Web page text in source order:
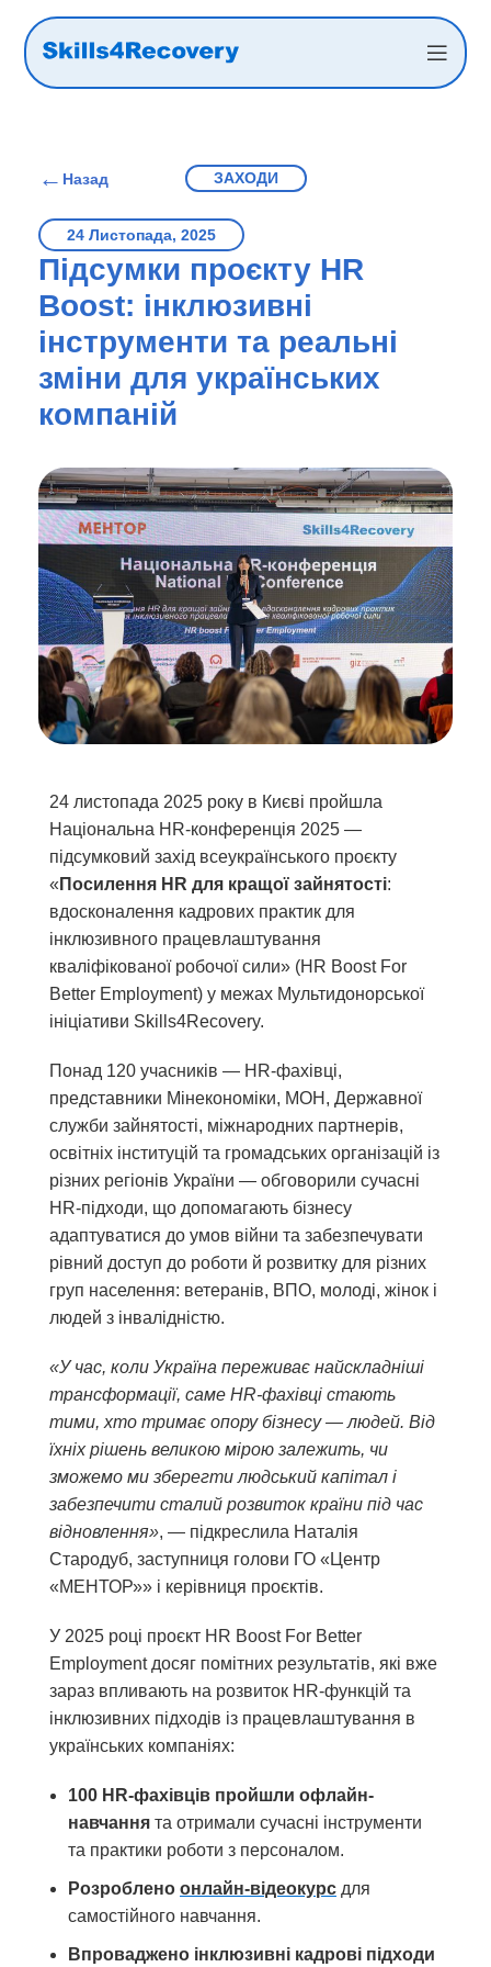
ЗАХОДИ
← Назад
Підсумки проєкту HR
Boost: інклюзивні
інструменти та реальні
зміни для українських
компаній
24 Листопада, 2025
24 листопада 2025 року в Києві пройшла
Національна HR-конференція 2025 —
підсумковий захід всеукраїнського проєкту
« Посилення HR для кращої зайнятості:
вдосконалення кадрових практик для
інклюзивного працевлаштування
кваліфікованої робочої сили» (HR Boost For
Better Employment) у межах Мультидонорської
ініціативи Skills4Recovery.
Понад 120 учасників — HR-фахівці,
представники Мінекономіки, МОН, Державної
служби зайнятості, міжнародних партнерів,
освітніх інституцій та громадських організацій із
різних регіонів України — обговорили сучасні
HR-підходи, що допомагають бізнесу
адаптуватися до умов війни та забезпечувати
рівний доступ до роботи й розвитку для різних
груп населення: ветеранів, ВПО, молоді, жінок і
людей з інвалідністю.
«У час, коли Україна переживає найскладніші
трансформації, саме HR-фахівці стають
тими, хто тримає опору бізнесу — людей. Від
їхніх рішень великою мірою залежить, чи
зможемо ми зберегти людський капітал і
забезпечити сталий розвиток країни під час
відновлення», — підкреслила Наталія
Стародуб, заступниця голови ГО «Центр
«МЕНТОР»» і керівниця проєктів.
У 2025 році проєкт HR Boost For Better
Employment досяг помітних результатів, які вже
зараз впливають на розвиток HR-функцій та
інклюзивних підходів із працевлаштування в
українських компаніях:
100 HR-фахівців пройшли офлайн-
навчання та отримали сучасні інструменти
та практики роботи з персоналом.
Розроблено онлайн-відеокурс для
самостійного навчання.
Впроваджено інклюзивні кадрові підходи